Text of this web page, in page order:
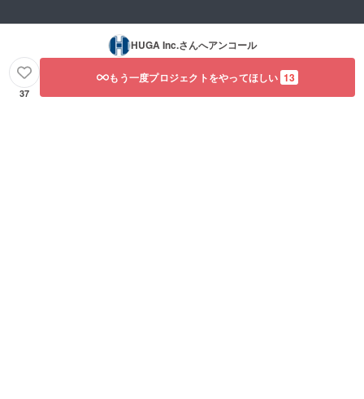
フロー
なサイ
ズで掲
HUGA Inc.さんへアンコール
37
もう一度プロジェクトをやってほしい 13